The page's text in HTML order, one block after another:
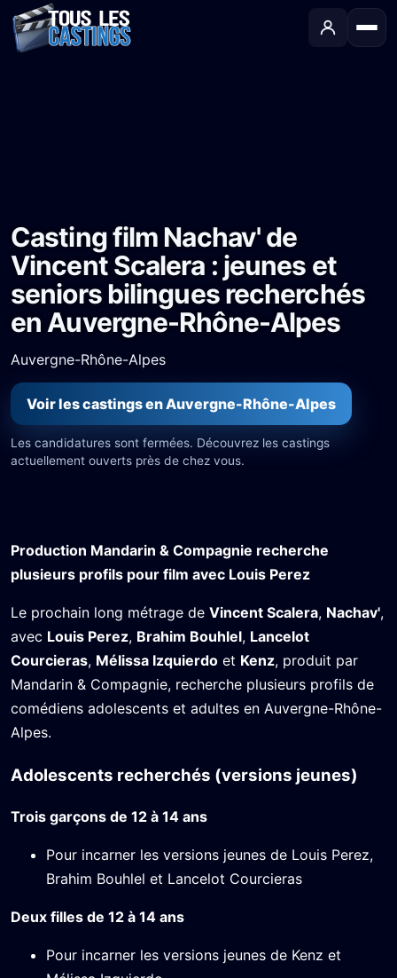
Casting film Nachav' de
Vincent Scalera : jeunes et
seniors bilingues recherchés
en Auvergne-Rhône-Alpes
Auvergne-Rhône-Alpes
Voir les castings en Auvergne-Rhône-Alpes
Les candidatures sont fermées. Découvrez les castings
actuellement ouverts près de chez vous.
Production Mandarin & Compagnie recherche
plusieurs profils pour film avec Louis Perez
Le prochain long métrage de Vincent Scalera, Nachav',
avec Louis Perez, Brahim Bouhlel, Lancelot
Courcieras, Mélissa Izquierdo et Kenz, produit par
Mandarin & Compagnie, recherche plusieurs profils de
comédiens adolescents et adultes en Auvergne-Rhône-
Alpes.
Adolescents recherchés (versions jeunes)
Trois garçons de 12 à 14 ans
Pour incarner les versions jeunes de Louis Perez,
Brahim Bouhlel et Lancelot Courcieras
Deux filles de 12 à 14 ans
Pour incarner les versions jeunes de Kenz et